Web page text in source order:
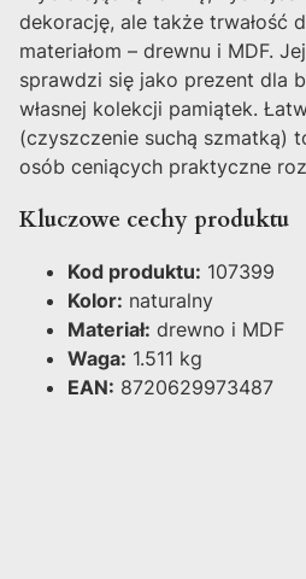
dekorację, ale także trwałość
materiałom – drewnu i MDF.
sprawdzi się jako prezent dla
własnej kolekcji pamiątek.
(czyszczenie suchą szmatką)
osób ceniących praktyczne
Kluczowe cechy produktu
Kod produktu: 107399
Kolor: naturalny
Materiał: drewno i MDF
Waga: 1.511 kg
EAN: 8720629973487